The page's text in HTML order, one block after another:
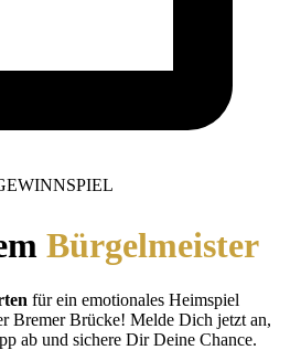
Bürgelmeister
für ein emotionales Heimspiel
Bremer Brücke! Melde Dich jetzt an,
ab und sichere Dir Deine Chance.